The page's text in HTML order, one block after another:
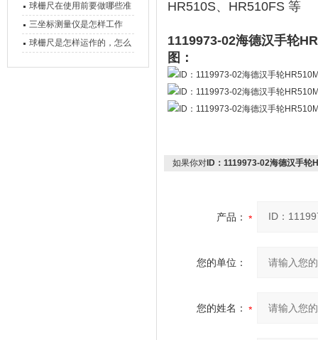
球栅尺在使用前要做哪些准
备工作？
三坐标测量仪是怎样工作
的，功能有什么优势？
球栅尺是怎样运作的，怎么
HR510S、HR510FS 等 ‌‌
1119973-02海德汉手轮
图：
如果你对 ID：1119973-02海德汉手轮
产品：
您的单位：
您的姓名：